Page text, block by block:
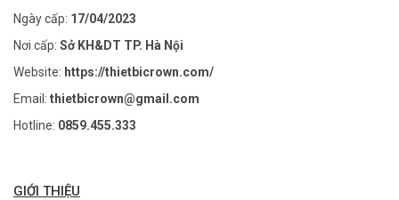
Ngày cấp: 17/04/2023
Nơi cấp: Sở KH&DT TP. Hà Nội
Website: https://thietbicrown.com/
Email: thietbicrown@gmail.com
Hotline: 0859.455.333
GIỚI THIỆU